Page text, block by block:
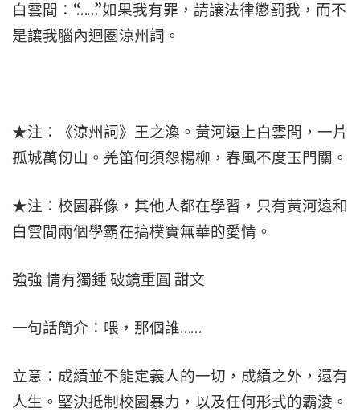
白雲間：“……”如果我有罪，請讓法律懲罰我，而不
是讓我腦內迴圈涼州詞。
★注：《涼州詞》王之渙。黃河遠上白雲間，一片
孤城萬仞山。羌笛何須怨楊柳，春風不度玉門關。
★注：校園群像，其他人都在學習，只有黃河遠和
白雲間兩個學霸在搞樸實無華的愛情。
強強 情有獨鍾 破鏡重圓 甜文
一句話簡介：喂，那個誰……
立意：成績並不能定義人的一切，成績之外，還有
人生。堅決抵制校園暴力，以及任何形式的霸淩。